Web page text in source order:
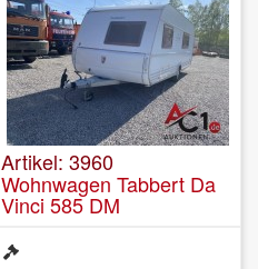
Artikel: 3960
Wohnwagen Tabbert Da
Vinci 585 DM